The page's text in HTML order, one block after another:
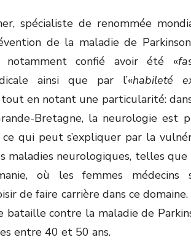
spécialiste de renommée
de la maladie de
notamment confié avoir été «
ainsi que par l’«habileté
en notant une particularité:
Bretagne, la neurologie est
ce qui peut s’expliquer par la
maladies neurologiques, telles que
où les femmes médecins
de faire carrière dans ce
bataille contre la maladie de
entre 40 et 50 ans.